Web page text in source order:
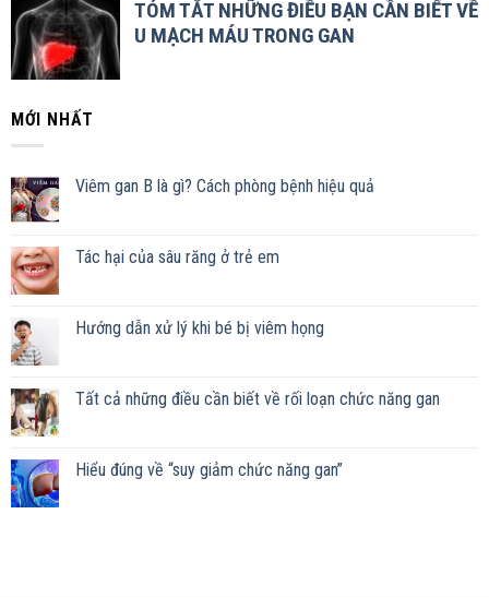
MỚI NHẤT
Viêm gan B là gì? Cách phòng bệnh hiệu quả
Tác hại của sâu răng ở trẻ em
Hướng dẫn xử lý khi bé bị viêm họng
Tất cả những điều cần biết về rối loạn chức năng gan
Hiểu đúng về “suy giảm chức năng gan”